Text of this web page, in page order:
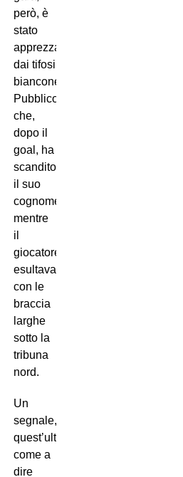
però, è
stato
apprezzato
dai tifosi
bianconero.
Pubblico
che,
dopo il
goal, ha
scandito
il suo
cognome
mentre
il
giocatore
esultava
con le
braccia
larghe
sotto la
tribuna
nord.
Un
segnale,
quest’ultimo,
come a
dire